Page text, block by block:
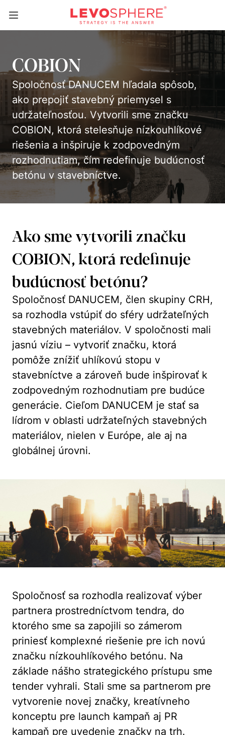
COBION
Spoločnosť DANUCEM hľadala spôsob,
ako prepojiť stavebný priemysel s
udržateľnosťou. Vytvorili sme značku
COBION, ktorá stelesňuje nízkouhlíkové
riešenia a inšpiruje k zodpovedným
rozhodnutiam, čím redefinuje budúcnosť
betónu v stavebníctve.
Ako sme vytvorili značku
COBION, ktorá redefinuje
budúcnosť betónu?
Spoločnosť DANUCEM, člen skupiny CRH,
sa rozhodla vstúpiť do sféry udržateľných
stavebných materiálov. V spoločnosti mali
jasnú víziu – vytvoriť značku, ktorá
pomôže znížiť uhlíkovú stopu v
stavebníctve a zároveň bude inšpirovať k
zodpovedným rozhodnutiam pre budúce
generácie. Cieľom DANUCEM je stať sa
lídrom v oblasti udržateľných stavebných
materiálov, nielen v Európe, ale aj na
globálnej úrovni.
Spoločnosť sa rozhodla realizovať výber
partnera prostredníctvom tendra, do
ktorého sme sa zapojili so zámerom
priniesť komplexné riešenie pre ich novú
značku nízkouhlíkového betónu. Na
základe nášho strategického prístupu sme
tender vyhrali. Stali sme sa partnerom pre
vytvorenie novej značky, kreatívneho
konceptu pre launch kampaň aj PR
kampaň pre uvedenie značky na trh.